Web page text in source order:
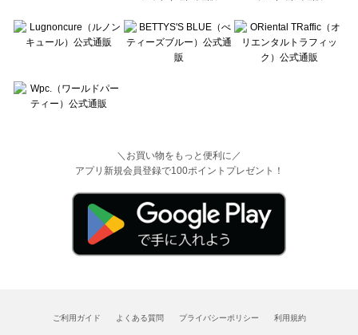
＼お買い物をもっと便利に／
アプリ新規会員登録で100ポイントプレゼント！
ご利用ガイド よくある質問 プライバシーポリシー 利用規約